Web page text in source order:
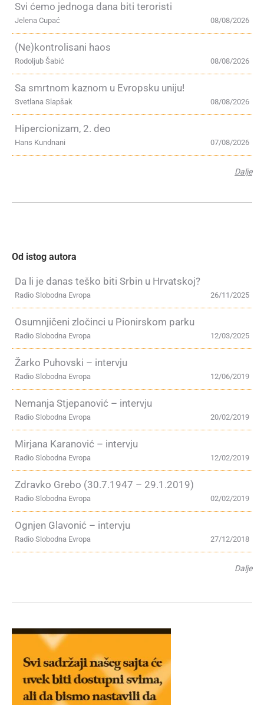
Svi ćemo jednoga dana biti teroristi
08/08/2026
Jelena Cupać
(Ne)kontrolisani haos
08/08/2026
Rodoljub Šabić
Sa smrtnom kaznom u Evropsku uniju!
08/08/2026
Svetlana Slapšak
Hipercionizam, 2. deo
07/08/2026
Hans Kundnani
Dalje
Od istog autora
Da li je danas teško biti Srbin u Hrvatskoj?
26/11/2025
Radio Slobodna Evropa
Osumnjičeni zločinci u Pionirskom parku
12/03/2025
Radio Slobodna Evropa
Žarko Puhovski – intervju
12/06/2019
Radio Slobodna Evropa
Nemanja Stjepanović – intervju
20/02/2019
Radio Slobodna Evropa
Mirjana Karanović – intervju
12/02/2019
Radio Slobodna Evropa
Zdravko Grebo (30.7.1947 – 29.1.2019)
02/02/2019
Radio Slobodna Evropa
Ognjen Glavonić – intervju
27/12/2018
Radio Slobodna Evropa
Dalje